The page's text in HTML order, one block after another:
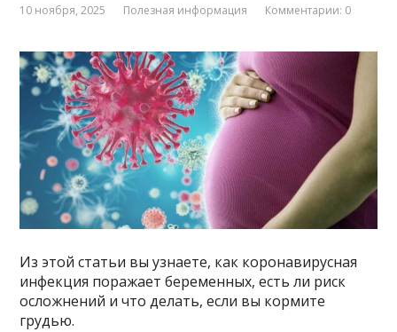
10 ноября, 2025 Полезная информация Комментарии: 0
Из этой статьи вы узнаете, как коронавирусная
инфекция поражает беременных, есть ли риск
осложнений и что делать, если вы кормите
грудью.